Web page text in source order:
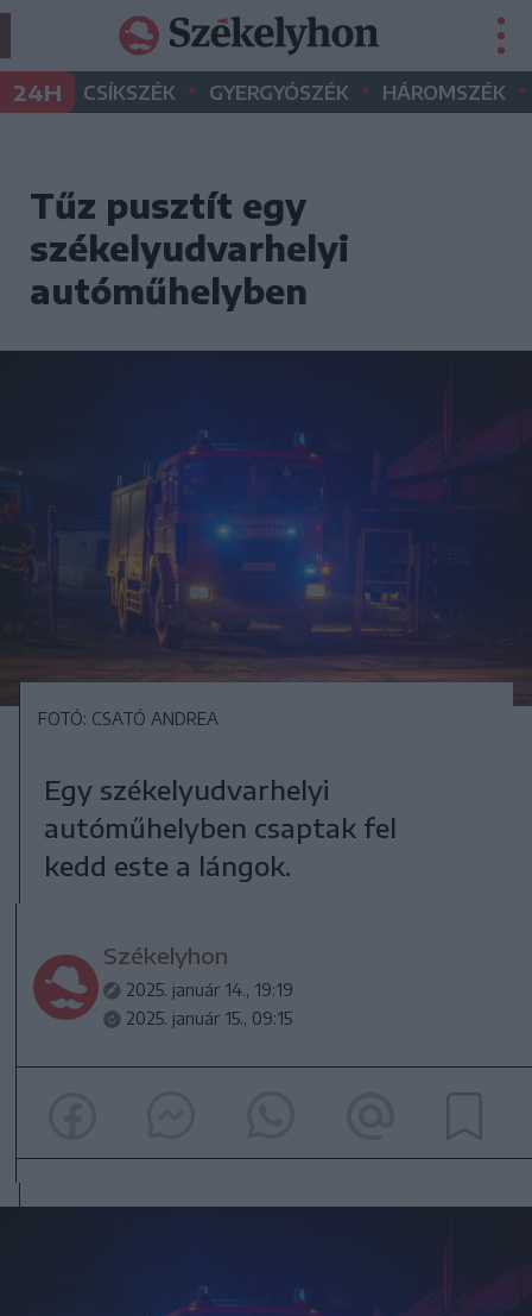
24H CSÍKSZÉK • GYERGYÓSZÉK • HÁROMSZÉK •
Tűz pusztít egy
székelyudvarhelyi
autóműhelyben
FOTÓ: CSATÓ ANDREA
Egy székelyudvarhelyi
autóműhelyben csaptak fel
kedd este a lángok.
Székelyhon
2025. január 14., 19:19
2025. január 15., 09:15